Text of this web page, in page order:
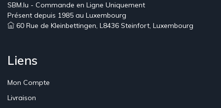
SBM.lu - Commande en Ligne Uniquement
Présent depuis 1985 au Luxembourg
60 Rue de Kleinbettingen, L8436 Steinfort, Luxembourg
Liens
Mon Compte
Livraison